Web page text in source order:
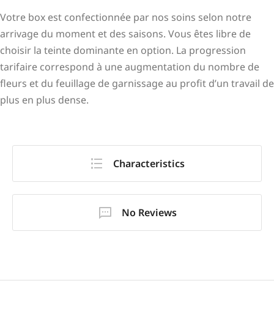
Votre box est confectionnée par nos soins selon notre
arrivage du moment et des saisons. Vous êtes libre de
choisir la teinte dominante en option. La progression
tarifaire correspond à une augmentation du nombre de
fleurs et du feuillage de garnissage au profit d’un travail de
plus en plus dense.
Characteristics
No Reviews